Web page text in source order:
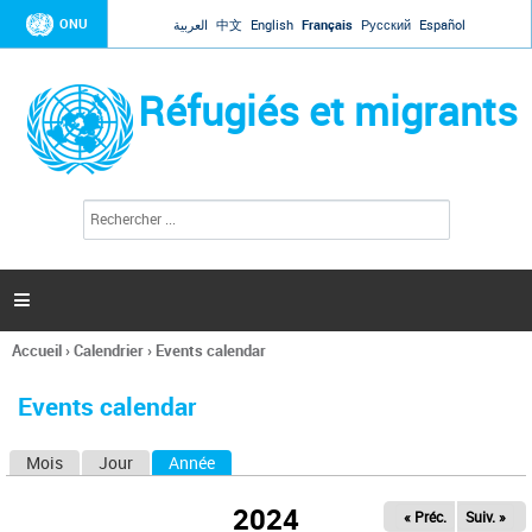
Jump to navigation
ONU العربية 中文 English Français Русский Español
Réfugiés et migrants
l
c
h
e

Vous
ici
Accueil›Calendrier› Events calendar
Events calendar
Mois Jour Année
2024 « Préc. Suiv. »